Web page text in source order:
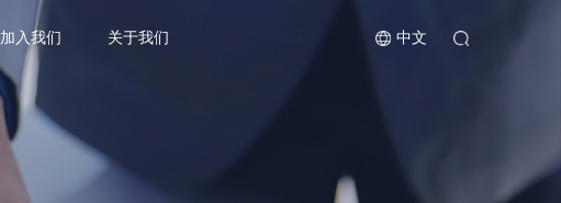
加入我们 关于我们 中文